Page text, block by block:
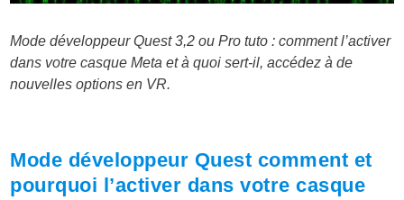
Mode développeur Quest 3,2 ou Pro tuto : comment l’activer
dans votre casque Meta et à quoi sert-il, accédez à de
nouvelles options en VR.
Mode développeur Quest comment et
pourquoi l’activer dans votre casque